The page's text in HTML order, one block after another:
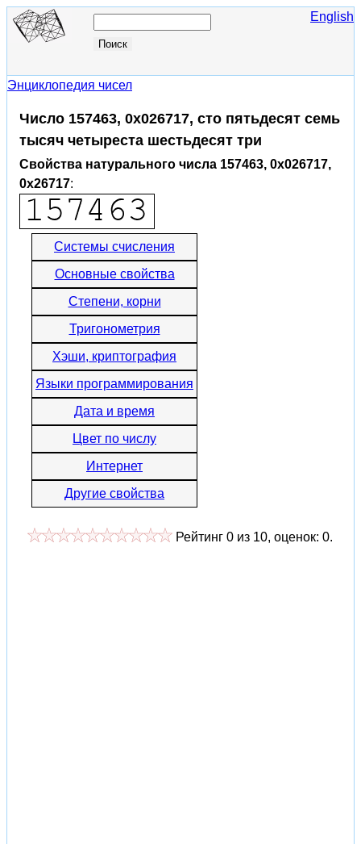
English
Энциклопедия чисел
Число 157463, 0x026717, сто пятьдесят семь
тысяч четыреста шестьдесят три
Свойства натурального числа 157463, 0x026717,
0x26717:
Системы счисления
Основные свойства
Степени, корни
Тригонометрия
Хэши, криптография
Языки программирования
Дата и время
Цвет по числу
Интернет
Другие свойства
Рейтинг 0 из 10, оценок: 0.